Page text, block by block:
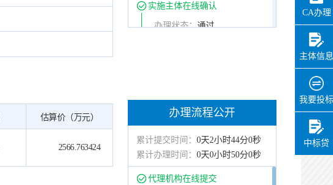
CA办理
主体信息
我要投标
中标贷
实施主体在线确认
办理状态：通过
17:00:30
办理用时：0天0小时2分
估算价（万元）
2566.763424
办理流程公开
累计提交时间： 0天2小时44分0秒
累计办理时间： 0天0小时50分0秒
代理机构在线提交